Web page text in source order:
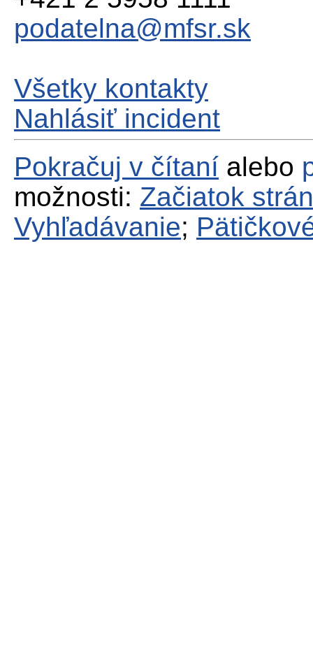
podatelna@mfsr.sk
Všetky kontakty
Nahlásiť incident
Pokračuj v čítaní alebo
možnosti: Začiatok
Vyhľadávanie;